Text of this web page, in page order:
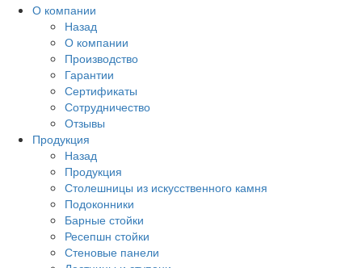
О компании
Назад
О компании
Производство
Гарантии
Сертификаты
Сотрудничество
Отзывы
Продукция
Назад
Продукция
Столешницы из искусственного камня
Подоконники
Барные стойки
Ресепшн стойки
Стеновые панели